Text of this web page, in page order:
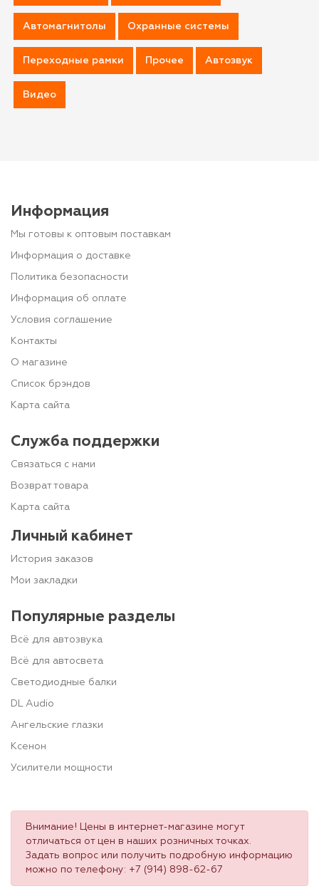
Автомагнитолы Охранные системы
Переходные рамки Прочее Автозвук
Видео
Информация
Мы готовы к оптовым поставкам
Информация о доставке
Политика безопасности
Информация об оплате
Условия соглашение
Контакты
О магазине
Список брэндов
Карта сайта
Служба поддержки
Связаться с нами
Возврат товара
Карта сайта
Личный кабинет
История заказов
Мои закладки
Популярные разделы
Всё для автозвука
Всё для автосвета
Светодиодные балки
DL Audio
Ангельские глазки
Ксенон
Усилители мощности
Внимание! Цены в интернет-магазине могут
отличаться от цен в наших розничных точках.
Задать вопрос или получить подробную информацию
можно по телефону: +7 (914) 898-62-67